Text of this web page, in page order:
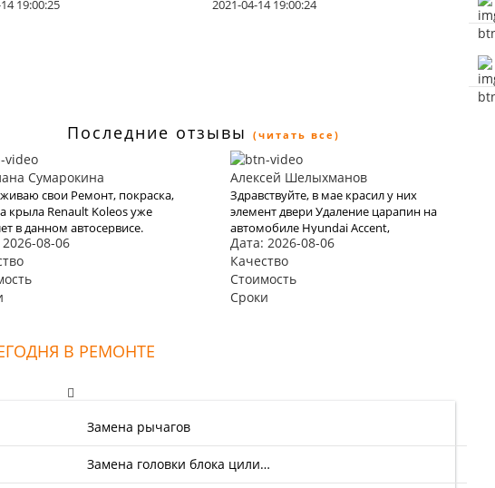
19:00:25
2021-04-14 19:00:24
Последние отзывы (читать все)
Сумарокина
свои Ремонт, покраска,
крыла Renault Koleos уже
в данном автосервисе.
показали себя
со всех сторон.
на работы не высокие, на
приезжал только с
а все расходники, масла,
оригиналы, в коробку тоже.
ремонт подвески, без
08-06
Алексей Шелыхманов
Здравствуйте, в мае красил у них
элемент двери Удаление царапин на
автомобиле Hyundai Accent,
идеально попали в цвет, все сделали
очень качественно и в
минимальные сроки по адекватной
цене, теперь только сюда.
Дата: 2026-08-06
Качество
Стоимость
Сроки
В РЕМОНТЕ
Замена рычагов
Замена головки блока цили…